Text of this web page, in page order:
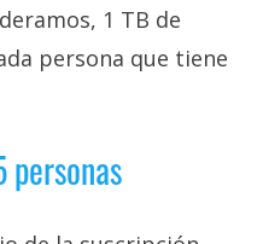
1 TB de
persona que tiene
personas